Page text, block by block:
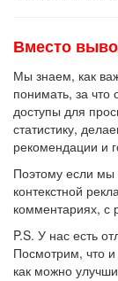
Вместо
Мы знаем, как
понимать, за что
доступы для
статистику,
рекомендации и
Поэтому если мы
контекстной
комментариях, с
P.S. У нас есть
Посмотрим, что и
как можно